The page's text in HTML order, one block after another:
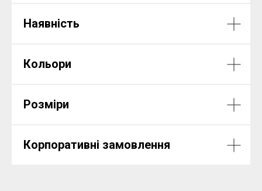
Наявність
Кольори
Розміри
Корпоративні замовлення